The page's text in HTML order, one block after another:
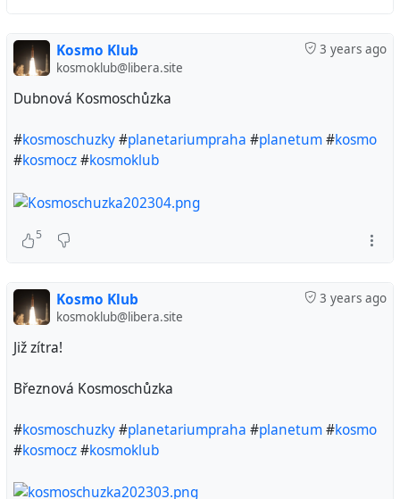
3 years ago
Kosmo Klub
kosmoklub@libera.site
Dubnová Kosmoschůzka
#kosmoschuzky#planetariumpraha #planetum#kosmo
#kosmocz#kosmoklub
5
3 years ago
Kosmo Klub
kosmoklub@libera.site
Již zítra!
Březnová Kosmoschůzka
#kosmoschuzky#planetariumpraha #planetum#kosmo
#kosmocz#kosmoklub